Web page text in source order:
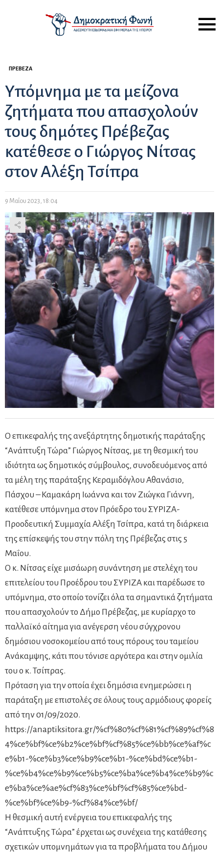
Menu
ΠΡΈΒΕΖΑ
Υπόμνημα με τα μείζονα
ζητήματα που απασχολούν
τους δημότες Πρέβεζας
κατέθεσε ο Γιώργος Νίτσας
στον Αλέξη Τσίπρα
9 Μαΐου 2023, 18:04
Ο επικεφαλής της ανεξάρτητης δημοτικής παράταξης
“Ανάπτυξη Τώρα” Γιώργος Νίτσας, με τη θεσμική του
ιδιότητα ως δημοτικός σύμβουλος, συνοδευόμενος από
τα μέλη της παράταξης Κεραμιδόγλου Αθανάσιο,
Πάσχου – Καμακάρη Ιωάννα και τον Ζιώγκα Γιάννη,
κατέθεσε υπόμνημα στον Πρόεδρο του ΣΥΡΙΖΑ-
Προοδευτική Συμμαχία Αλέξη Τσίπρα, κατά τη διάρκεια
της επίσκεψής του στην πόλη της Πρέβεζας στις 5
Μαΐου.
Ο κ. Νίτσας είχε μισάωρη συνάντηση με στελέχη του
επιτελείου του Προέδρου του ΣΥΡΙΖΑ και παρέδωσε το
υπόμνημα, στο οποίο τονίζει όλα τα σημαντικά ζητήματα
που απασχολούν το Δήμο Πρέβεζας, με κυρίαρχο το
παλλαϊκό αίτημα για ανέγερση νέου σύγχρονου
δημόσιου νοσοκομείου από τους πόρους του ταμείου
Ανάκαμψης, κάτι που τόνισε αργότερα και στην ομιλία
του ο κ. Τσίπρας.
Πρόταση για την οποία έχει δημόσια ενημερώσει η
παράταξη με επιστολές σε όλους τους αρμόδιους φορείς
από την 01/09/2020.
https://anaptiksitora.gr/%cf%80%cf%81%cf%89%cf%8
4%ce%bf%ce%b2%ce%bf%cf%85%ce%bb%ce%af%c
e%b1-%ce%b3%ce%b9%ce%b1-%ce%bd%ce%b1-
%ce%b4%ce%b9%ce%b5%ce%ba%ce%b4%ce%b9%c
e%ba%ce%ae%cf%83%ce%bf%cf%85%ce%bd-
%ce%bf%ce%b9-%cf%84%ce%bf/
Η θεσμική αυτή ενέργεια του επικεφαλής της
“Ανάπτυξης Τώρα” έρχεται ως συνέχεια της κατάθεσης
σχετικών υπομνημάτων για τα προβλήματα του Δήμου